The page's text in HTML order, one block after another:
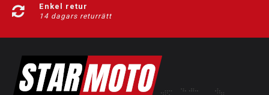
Enkel retur
14 dagars returrätt